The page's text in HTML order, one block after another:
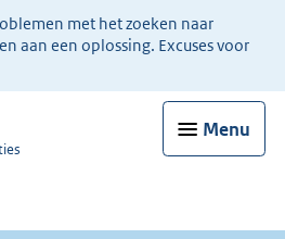
met het zoeken naar
aan een oplossing. Excuses voor
Menu